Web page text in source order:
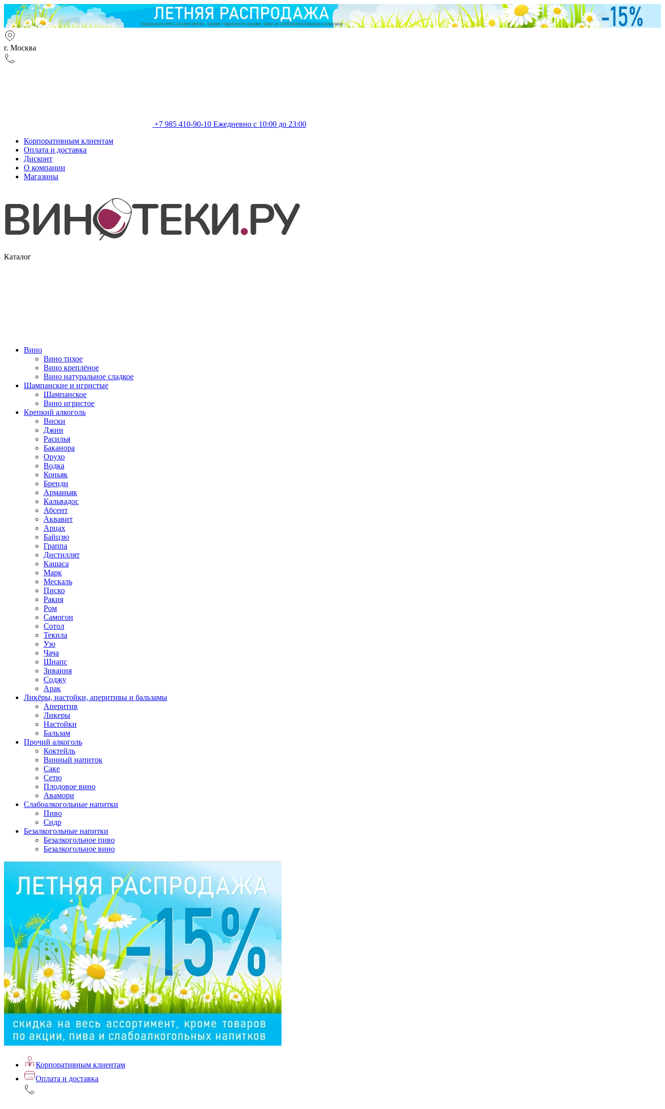
г. Москва
+7 985 410-90-10 Ежедневно с 10:00 до 23:00
Корпоративным клиентам
Оплата и доставка
Дисконт
О компании
Магазины
Каталог
Вино
Вино тихое
Вино креплёное
Вино натуральное сладкое
Шампанские и игристые
Шампанское
Вино игристое
Крепкий алкоголь
Виски
Джин
Расилья
Баканора
Орухо
Водка
Коньяк
Бренди
Арманьяк
Кальвадос
Абсент
Аквавит
Арцах
Байцзю
Граппа
Дистиллят
Кашаса
Марк
Мескаль
Писко
Ракия
Ром
Самогон
Сотол
Текила
Узо
Чача
Шнапс
Зивания
Соджу
Арак
Ликёры, настойки, аперитивы и бальзамы
Аперитив
Ликеры
Настойки
Бальзам
Прочий алкоголь
Коктейль
Винный напиток
Саке
Сетю
Плодовое вино
Авамори
Слабоалкогольные напитки
Пиво
Сидр
Безалкогольные напитки
Безалкогольное пиво
Безалкогольное вино
Корпоративным клиентам
Оплата и доставка